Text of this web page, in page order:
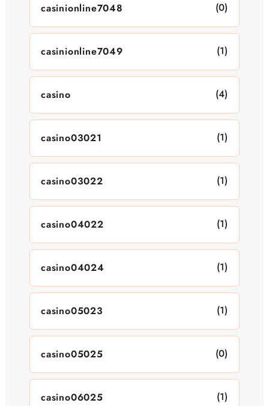
casinionline7048 (0)
casinionline7049 (1)
casino (4)
casino03021 (1)
casino03022 (1)
casino04022 (1)
casino04024 (1)
casino05023 (1)
casino05025 (0)
casino06025 (1)